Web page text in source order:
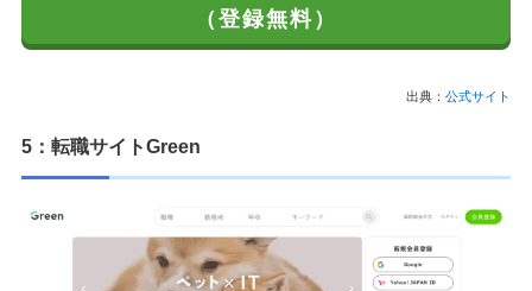
（登録無料）
出典： 公式サイト
5：転職サイトGreen